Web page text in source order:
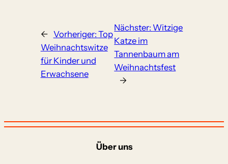
← Vorheriger: Top
Weihnachtswitze
für Kinder und
Erwachsene
Nächster: Witzige
Katze im
Tannenbaum am
Weihnachtsfest
→
Über uns